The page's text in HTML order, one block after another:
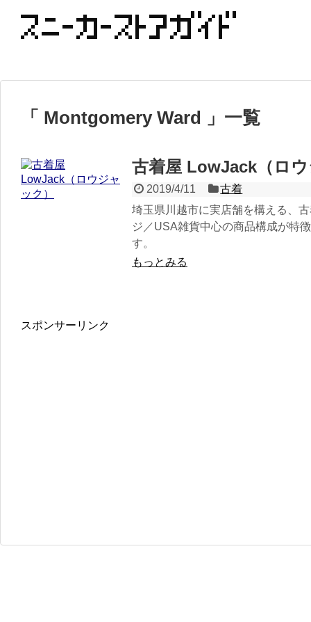
「 Montgomery Ward 」一覧
古着屋 LowJack（ロ
2019/4/11
古着
埼玉県川越市に実店舗を構える、
ジ／USA雑貨中心の商品構成が特
す。
もっとみる
スポンサーリンク